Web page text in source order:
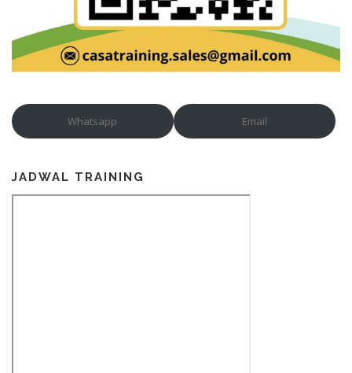
Whatsapp Email
JADWAL TRAINING